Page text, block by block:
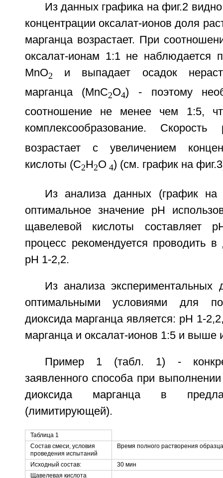
Из данных графика на фиг.2
концентрации оксалат-ионов доля
марганца возрастает. При
оксалат-ионам 1:1 не наблюдается
МnО2
и выпадает осадок
марганца (MnC2O4) - поэтому
соотношение не менее чем 1:5,
комплексообразование.
возрастает с увеличением
кислоты (С2Н2O 4) (см. график на
Из анализа данных (график на
оптимальное значение рН
щавелевой кислоты составляет
процесс рекомендуется проводить в
рН 1-2,2.
Из анализа экспериментальных
оптимальными условиями для
диоксида марганца является: рН 1-
марганца и оксалат-ионов 1:5 и выше
Пример 1 (табл. 1) -
заявленного способа при
диоксида марганца в
(лимитирующей).
Таблица 1
Состав смеси, условия
проведения испытаний
Время полного растворения
Исходный состав:
30 мин
Щавелевая кислота